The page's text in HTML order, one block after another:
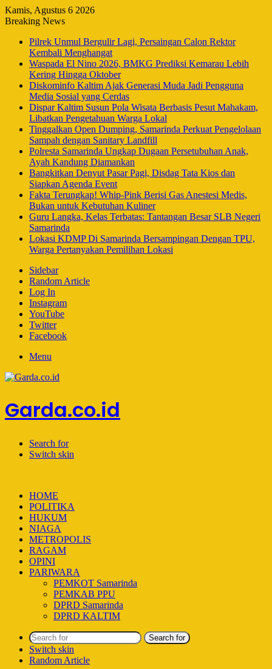
Kamis, Agustus 6 2026
Breaking News
Pilrek Unmul Bergulir Lagi, Persaingan Calon Rektor
Kembali Menghangat
Waspada El Nino 2026, BMKG Prediksi Kemarau Lebih
Kering Hingga Oktober
Diskominfo Kaltim Ajak Generasi Muda Jadi Pengguna
Media Sosial yang Cerdas
Dispar Kaltim Susun Pola Wisata Berbasis Pesut Mahakam,
Libatkan Pengetahuan Warga Lokal
Tinggalkan Open Dumping, Samarinda Perkuat Pengelolaan
Sampah dengan Sanitary Landfill
Polresta Samarinda Ungkap Dugaan Persetubuhan Anak,
Ayah Kandung Diamankan
Bangkitkan Denyut Pasar Pagi, Disdag Tata Kios dan
Siapkan Agenda Event
Fakta Terungkap! Whip-Pink Berisi Gas Anestesi Medis,
Bukan untuk Kebutuhan Kuliner
Guru Langka, Kelas Terbatas: Tantangan Besar SLB Negeri
Samarinda
Lokasi KDMP Di Samarinda Bersampingan Dengan TPU,
Warga Pertanyakan Pemilihan Lokasi
Sidebar
Random Article
Log In
Instagram
YouTube
Twitter
Facebook
Menu
Garda.co.id
Search for
Switch skin
HOME
POLITIKA
HUKUM
NIAGA
METROPOLIS
RAGAM
OPINI
PARIWARA
PEMKOT Samarinda
PEMKAB PPU
DPRD Samarinda
DPRD KALTIM
Search for
Switch skin
Random Article